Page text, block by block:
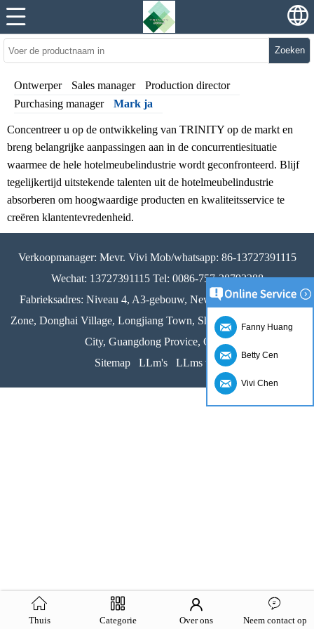
Zoeken
Ontwerper Sales manager
Production director
Purchasing manager
Mark ja
Concentreer u op de ontwikkeling van TRINITY op de markt en
breng belangrijke aanpassingen aan in de concurrentiesituatie
waarmee de hele hotelmeubelindustrie wordt geconfronteerd. Blijf
tegelijkertijd uitstekende talenten uit de hotelmeubelindustrie
absorberen om hoogwaardige producten en kwaliteitsservice te
creëren klantentevredenheid.
Verkoopmanager: Mevr. Vivi Mob/whatsapp: 86-13727391115
Wechat: 13727391115 Tel: 0086-757-28793388
Fabrieksadres: Niveau 4, A3-gebouw, New Century Industrial
Zone, Donghai Village, Longjiang Town, Shunde District, Foshan
City, Guangdong Provice, China
Sitemap
LLm's LLms vol
Thuis Categorie Over ons Neem contact op
Fanny Huang
Betty Cen
Vivi Chen